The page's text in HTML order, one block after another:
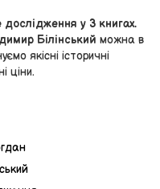
дослідження у 3 книгах.
Білінський можна в
якісні історичні
ціни.